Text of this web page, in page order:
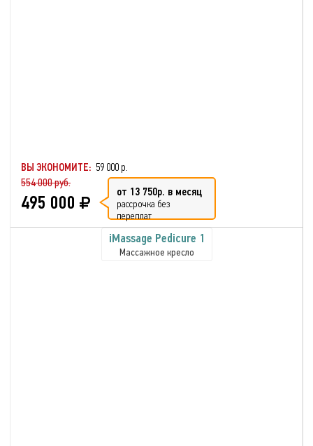
ВЫ ЭКОНОМИТЕ: 59 000 р.
554 000 руб.
495 000 от 13 750р. в месяц
рассрочка без
переплат
iMassage Pedicure 1
Массажное кресло